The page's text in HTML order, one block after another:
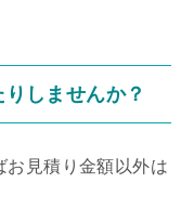
しませんか？
見積り金額以外は